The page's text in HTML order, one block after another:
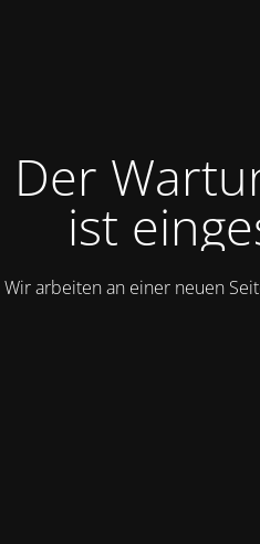
Der
ist
Wir arbeiten an einer neuen